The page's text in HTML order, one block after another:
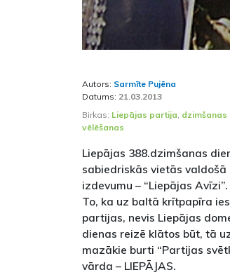
Autors: Sarmīte Pujēna
Datums: 21.03.2013
Birkas: Liepājas partija dzimšanas
vēlēšanas
Liepājas 388.dzimšanas
sabiedriskās vietās
izdevumu – “Liepājas Avīzi”.
To, ka uz baltā krītpapīra
partijas, nevis Liepājas
dienas reizē klātos būt, tā
mazākie burti “Partijas
vārda – LIEPĀJAS.